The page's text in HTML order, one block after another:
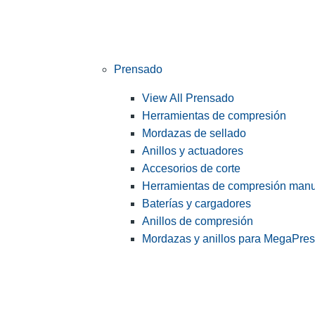
Prensado
View All Prensado
Herramientas de compresión
Mordazas de sellado
Anillos y actuadores
Accesorios de corte
Herramientas de compresión
Baterías y cargadores
Anillos de compresión
Mordazas y anillos para